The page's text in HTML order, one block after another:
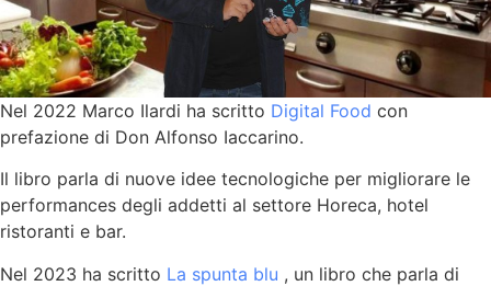
Nel 2022 Marco Ilardi ha scritto Digital Food con
prefazione di Don Alfonso Iaccarino.
Il libro parla di nuove idee tecnologiche per migliorare le
performances degli addetti al settore Horeca, hotel
ristoranti e bar.
Nel 2023 ha scritto La spunta blu , un libro che parla di